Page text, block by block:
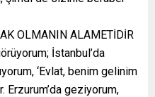
OLMANIN ALAMETİDİR
İstanbul’da
‘Evlat, benim gelinim
Erzurum’da geziyorum,